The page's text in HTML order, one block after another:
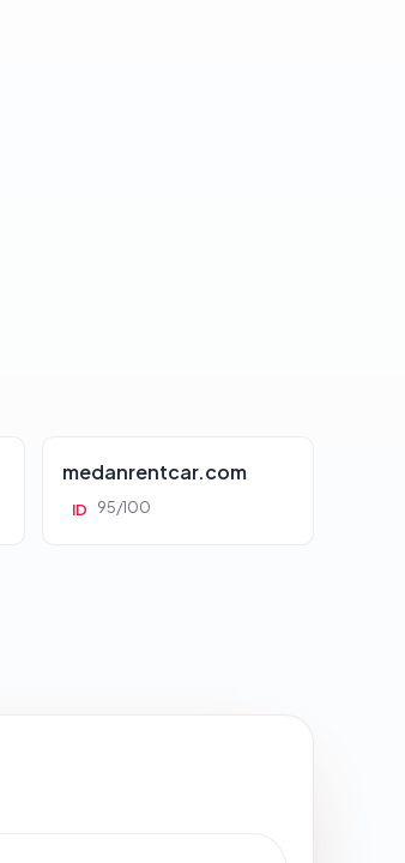
medanrentcar.com
ID 95/100